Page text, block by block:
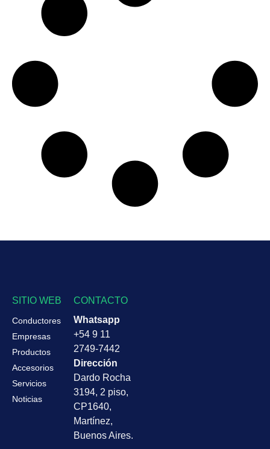
SITIO WEB
Conductores
Empresas
Productos
Accesorios
Servicios
Noticias
CONTACTO
Whatsapp
+54 9 11
2749-7442
Dirección
Dardo Rocha
3194, 2 piso,
CP1640,
Martínez,
Buenos Aires.